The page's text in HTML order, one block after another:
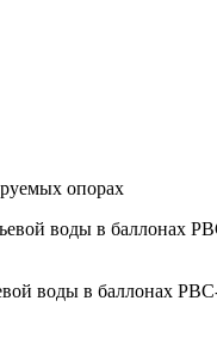
опорах
воды в баллонах
воды в баллонах